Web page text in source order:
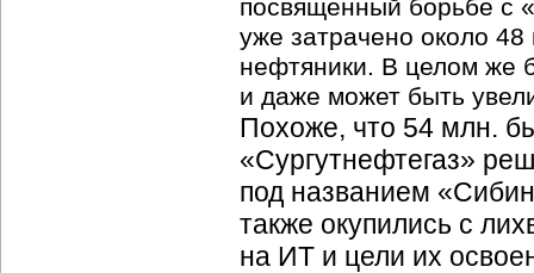
посвященный борьбе с
уже затрачено около
нефтяники. В целом же
и даже может быть
Похоже, что 54 млн.
«Сургутнефтегаз»
под названием
также окупились с
на ИТ и цели их